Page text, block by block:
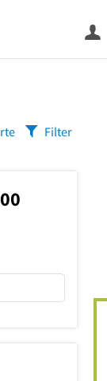
Filter